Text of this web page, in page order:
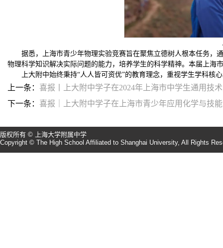
据悉，上海市青少年物理实验竞赛旨在聚焦立德树人根本任务，
物理科学知识解决实际问题的能力，培养学生的科学精神。本届上海
上大附中始终秉持“人人皆可资优”的教育理念，重视学生学科
上一条： 喜报丨上大附中学子在2024年上海市中学生通用技
下一条： 喜报｜上大附中学子在上海市青少年应用化学与技
版权所有 © 上海大学附属中学
Copyright © The High School Affiliated to Shanghai University, All Rights